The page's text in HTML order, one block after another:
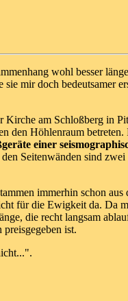
wohl besser
mir doch bedeutsamer
am Schloßberg in
den Höhlenraum
einer
Seitenwänden sind
immerhin schon
für die Ewigkeit da. Da
die recht langsam
ist.